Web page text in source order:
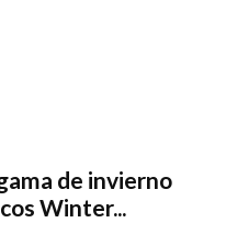
de invierno
Winter...